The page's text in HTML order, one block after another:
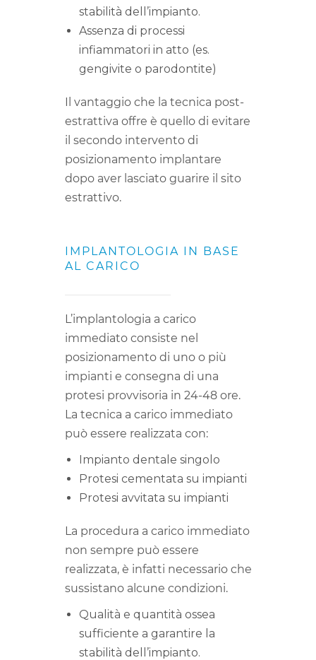
stabilità dell’impianto.
Assenza di processi
infiammatori in atto (es.
gengivite o parodontite)
Il vantaggio che la tecnica post-
estrattiva offre è quello di evitare
il secondo intervento di
posizionamento implantare
dopo aver lasciato guarire il sito
estrattivo.
IMPLANTOLOGIA IN BASE
AL CARICO
L’implantologia a carico
immediato consiste nel
posizionamento di uno o più
impianti e consegna di una
protesi provvisoria in 24-48 ore.
La tecnica a carico immediato
può essere realizzata con:
Impianto dentale singolo
Protesi cementata su impianti
Protesi avvitata su impianti
La procedura a carico immediato
non sempre può essere
realizzata, è infatti necessario che
sussistano alcune condizioni.
Qualità e quantità ossea
sufficiente a garantire la
stabilità dell’impianto.